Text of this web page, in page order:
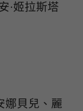
·姬拉斯塔
娜貝兒、麗